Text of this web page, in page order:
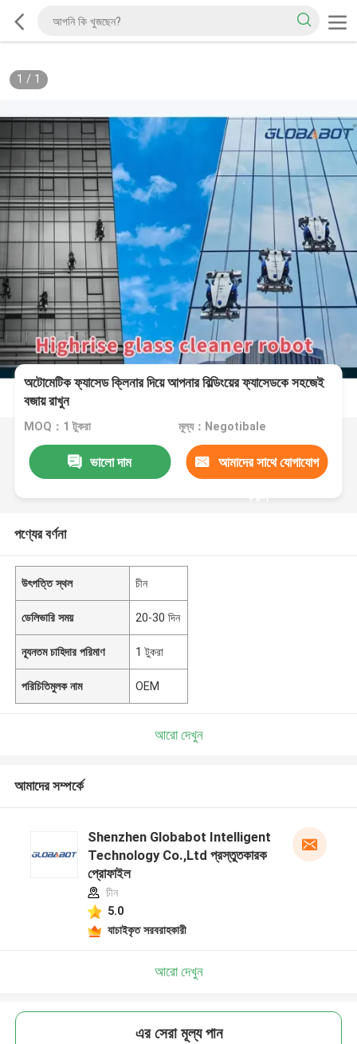
1 / 1
অটোমেটিক ফ্যাসেড ক্লিনার দিয়ে আপনার বিল্ডিংয়ের ফ্যাসেডকে সহজেই
বজায় রাখুন
MOQ：1 টুকরা মূল্য：Negotibale
ভালো দাম আমাদের সাথে যোগাযোগ
করুন
পণ্যের বর্ণনা
উৎপত্তি স্থল চীন
ডেলিভারি সময় 20-30 দিন
ন্যূনতম চাহিদার পরিমাণ 1 টুকরা
পরিচিতিমুলক নাম OEM
আরো দেখুন
আমাদের সম্পর্কে
Shenzhen Globabot Intelligent
Technology Co.,Ltd প্রস্তুতকারক
প্রোফাইল
চীন
5.0
যাচাইকৃত সরবরাহকারী
আরো দেখুন
এর সেরা মূল্য পান